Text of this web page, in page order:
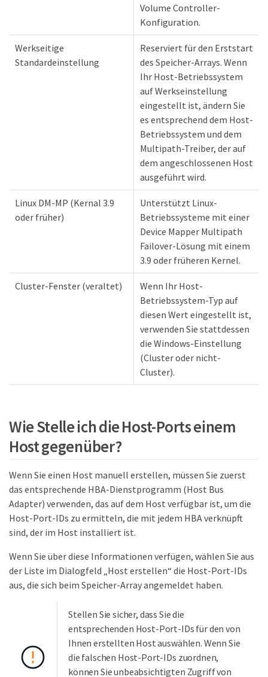
Volume Controller-
Konfiguration.
Werkseitige
Standardeinstellung
Reserviert für den Erststart
des Speicher-Arrays. Wenn
Ihr Host-Betriebssystem
auf Werkseinstellung
eingestellt ist, ändern Sie
es entsprechend dem Host-
Betriebssystem und dem
Multipath-Treiber, der auf
dem angeschlossenen Host
ausgeführt wird.
Linux DM-MP (Kernal 3.9
oder früher)
Unterstützt Linux-
Betriebssysteme mit einer
Device Mapper Multipath
Failover-Lösung mit einem
3.9 oder früheren Kernel.
Cluster-Fenster (veraltet)
Wenn Ihr Host-
Betriebssystem-Typ auf
diesen Wert eingestellt ist,
verwenden Sie stattdessen
die Windows-Einstellung
(Cluster oder nicht-
Cluster).
Wie Stelle ich die Host-Ports einem
Host gegenüber?
Wenn Sie einen Host manuell erstellen, müssen Sie zuerst
das entsprechende HBA-Dienstprogramm (Host Bus
Adapter) verwenden, das auf dem Host verfügbar ist, um die
Host-Port-IDs zu ermitteln, die mit jedem HBA verknüpft
sind, der im Host installiert ist.
Wenn Sie über diese Informationen verfügen, wählen Sie aus
der Liste im Dialogfeld „Host erstellen“ die Host-Port-IDs
aus, die sich beim Speicher-Array angemeldet haben.
Stellen Sie sicher, dass Sie die
entsprechenden Host-Port-IDs für den von
Ihnen erstellten Host auswählen. Wenn Sie
die falschen Host-Port-IDs zuordnen,
können Sie unbeabsichtigten Zugriff von